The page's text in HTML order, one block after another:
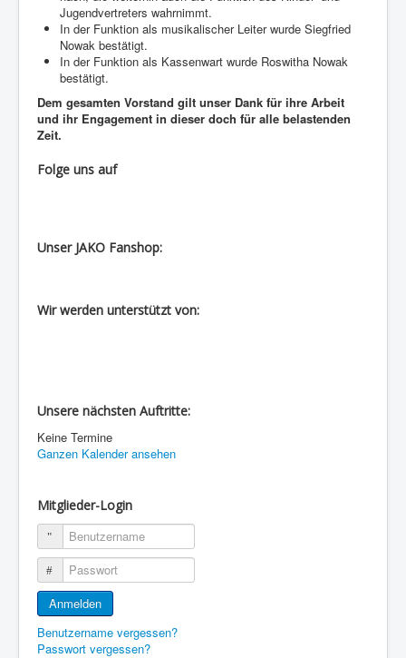
Jugendvertreters wahrnimmt.
In der Funktion als musikalischer Leiter wurde Siegfried
Nowak bestätigt.
In der Funktion als Kassenwart wurde Roswitha Nowak
bestätigt.
Dem gesamten Vorstand gilt unser Dank für ihre Arbeit
und ihr Engagement in dieser doch für alle belastenden
Zeit.
Folge uns auf
Unser JAKO Fanshop:
Wir werden unterstützt von:
Unsere nächsten Auftritte:
Keine Termine
Ganzen Kalender ansehen
Mitglieder-Login
Benutzername
Passwort
Anmelden
Benutzername vergessen?
Passwort vergessen?